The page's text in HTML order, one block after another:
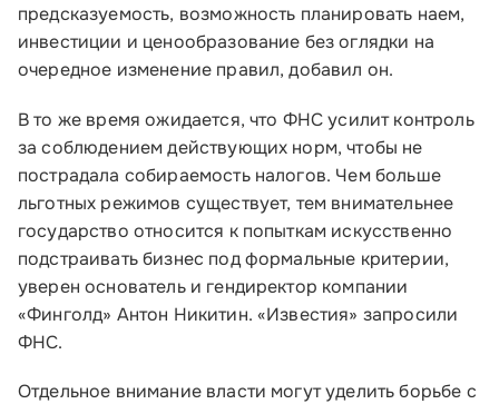
предсказуемость, возможность планировать наем,
инвестиции и ценообразование без оглядки на
очередное изменение правил, добавил он.
В то же время ожидается, что ФНС усилит контроль
за соблюдением действующих норм, чтобы не
пострадала собираемость налогов. Чем больше
льготных режимов существует, тем внимательнее
государство относится к попыткам искусственно
подстраивать бизнес под формальные критерии,
уверен основатель и гендиректор компании
«Финголд» Антон Никитин. «Известия» запросили
ФНС.
Отдельное внимание власти могут уделить борьбе с